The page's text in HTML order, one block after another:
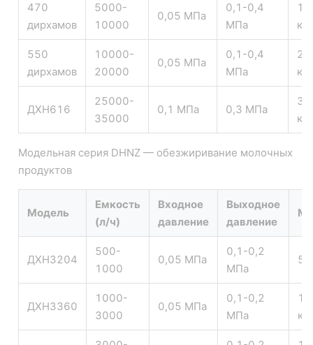
470
дирхамов
5000-
10000
0,05 МПа
0,1-0,4
МПа
кг
550
дирхамов
10000-
20000
0,05 МПа
0,1-0,4
МПа
кг
ДХН616
25000-
35000
0,1 МПа 0,3 МПа
кг
Модельная серия DHNZ — обезжиривание молочных
продуктов
Модель
Емкость
(л/ч)
Входное
давление
Выходное
давление
ДХНЗ204
500-
1000
0,05 МПа
0,1-0,2
МПа
ДХНЗ360
1000-
3000
0,05 МПа
0,1-0,2
МПа
кг